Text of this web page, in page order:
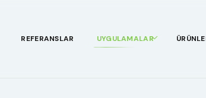
REFERANSLAR UYGULAMALAR